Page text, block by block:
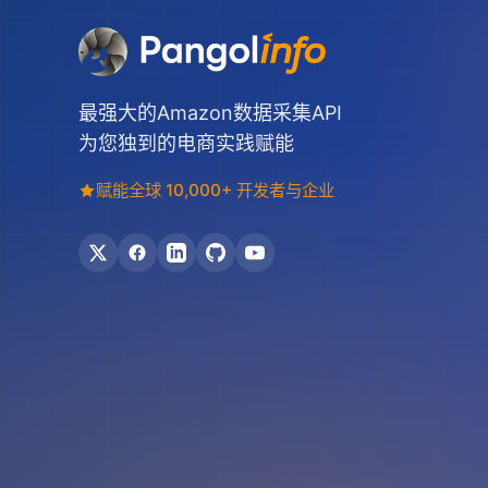
最强大的Amazon数据采集API
为您独到的电商实践赋能
赋能全球 10,000+ 开发者与企业